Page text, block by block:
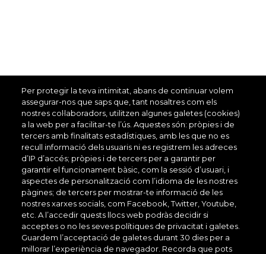
Per protegir la teva intimitat, abans de continuar volem
assegurar-nos que saps que, tant nosaltres com els
nostres col·laboradors, utilitzen algunes galetes (cookies)
a la web per a facilitar-te l’ús. Aquestes són: pròpies i de
tercers amb finalitats estadístiques, amb les que no es
recull informació dels usuaris ni es registrem les adreces
d’IP d’accés; pròpies i de tercers per a garantir per
garantir el funcionament bàsic, com la sessió d’usuari, i
aspectes de personalització com l’idioma de les nostres
pàgines; de tercers per mostrar-te informació de les
nostres xarxes socials, com Facebook, Twitter, Youtube,
etc. A l’accedir quests llocs web podràs decidir si
acceptes o no les seves polítiques de privacitat i galetes.
Guardem l’acceptació de galetes durant 30 dies per a
millorar l’experiència de navegador. Recorda que pots